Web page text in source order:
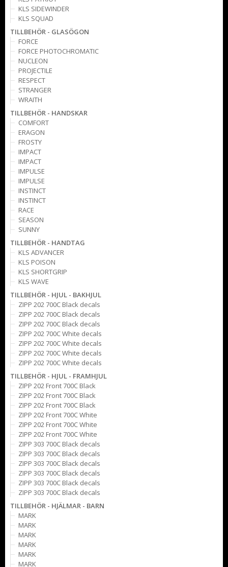
KLS SIDEWINDER
KLS SQUAD
TILLBEHÖR - GLASÖGON
FORCE
FORCE PHOTOCHROMATIC
NUCLEON
PROJECTILE
RESPECT
STRANGER
WRAITH
TILLBEHÖR - HANDSKAR
COMFORT
ERAGON
FROSTY
IMPACT
IMPACT
IMPULSE
IMPULSE
INSTINCT
INSTINCT
RACE
SEASON
SUNNY
TILLBEHÖR - HANDTAG
KLS ADVANCER
KLS POISON
KLS SHORTGRIP
KLS WAVE
TILLBEHÖR - HJUL - BAKHJUL
ZIPP 202 700C Black decals
ZIPP 202 700C Black decals
ZIPP 202 700C Black decals
ZIPP 202 700C White decals
ZIPP 202 700C White decals
ZIPP 202 700C White decals
ZIPP 202 700C White decals
TILLBEHÖR - HJUL - FRAMHJUL
ZIPP 202 Front 700C Black
ZIPP 202 Front 700C Black
ZIPP 202 Front 700C Black
ZIPP 202 Front 700C White
ZIPP 202 Front 700C White
ZIPP 202 Front 700C White
ZIPP 303 700C Black decals
ZIPP 303 700C Black decals
ZIPP 303 700C Black decals
ZIPP 303 700C Black decals
ZIPP 303 700C Black decals
ZIPP 303 700C Black decals
TILLBEHÖR - HJÄLMAR - BARN
MARK
MARK
MARK
MARK
MARK
MARK